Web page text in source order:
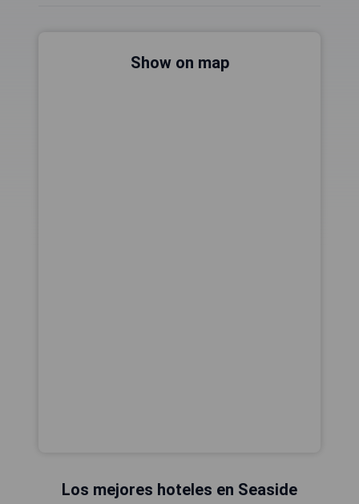
Show on map
Los mejores hoteles en Seaside